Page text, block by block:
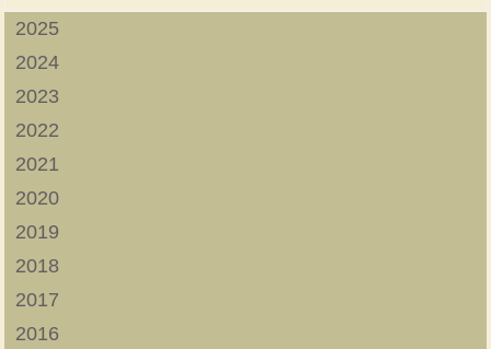
2025
2024
2023
2022
2021
2020
2019
2018
2017
2016